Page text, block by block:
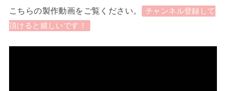
こちらの製作動画をご覧ください。
チャンネル登録して
頂けると嬉しいです！